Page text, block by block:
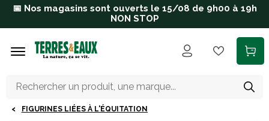
Aller au contenu principal
📅 Nos magasins sont ouverts le 15/08 de 9h00 à 19h
NON STOP
FIGURINES LIÉES À L'ÉQUITATION